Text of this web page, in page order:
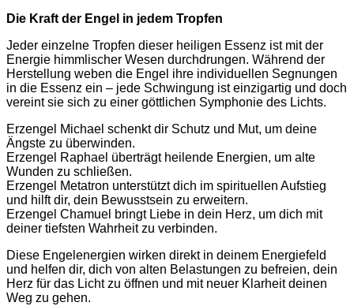
Die Kraft der Engel in jedem Tropfen
Jeder einzelne Tropfen dieser heiligen Essenz ist mit der
Energie himmlischer Wesen durchdrungen. Während der
Herstellung weben die Engel ihre individuellen Segnungen
in die Essenz ein – jede Schwingung ist einzigartig und doch
vereint sie sich zu einer göttlichen Symphonie des Lichts.
Erzengel Michael schenkt dir Schutz und Mut, um deine
Ängste zu überwinden.
Erzengel Raphael überträgt heilende Energien, um alte
Wunden zu schließen.
Erzengel Metatron unterstützt dich im spirituellen Aufstieg
und hilft dir, dein Bewusstsein zu erweitern.
Erzengel Chamuel bringt Liebe in dein Herz, um dich mit
deiner tiefsten Wahrheit zu verbinden.
Diese Engelenergien wirken direkt in deinem Energiefeld
und helfen dir, dich von alten Belastungen zu befreien, dein
Herz für das Licht zu öffnen und mit neuer Klarheit deinen
Weg zu gehen.